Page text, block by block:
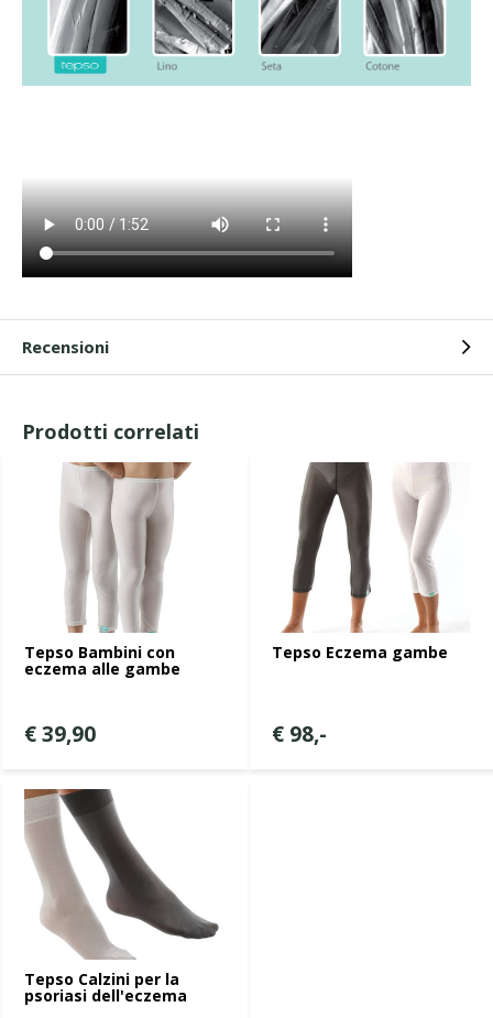
Recensioni
Prodotti correlati
Tepso Bambini con
eczema alle gambe
€ 39,90
Tepso Eczema gambe
€ 98,-
Tepso Calzini per la
psoriasi dell'eczema